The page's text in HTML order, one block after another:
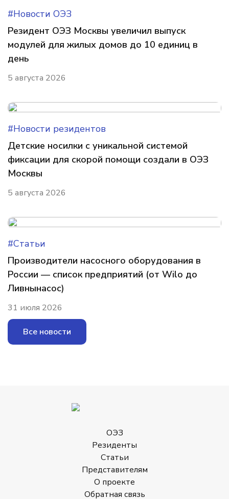
#Новости ОЭЗ
Резидент ОЭЗ Москвы увеличил выпуск
модулей для жилых домов до 10 единиц в
день
5 августа 2026
#Новости резидентов
Детские носилки с уникальной системой
фиксации для скорой помощи создали в ОЭЗ
Москвы
5 августа 2026
#Статьи
Производители насосного оборудования в
России — список предприятий (от Wilo до
Ливнынасос)
31 июля 2026
Все новости
ОЭЗ
Резиденты
Статьи
Представителям
О проекте
Обратная связь